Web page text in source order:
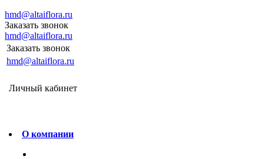
hmd@altaiflora.ru
Заказать звонок
hmd@altaiflora.ru
Заказать звонок
hmd@altaiflora.ru
Личный кабинет
О компании